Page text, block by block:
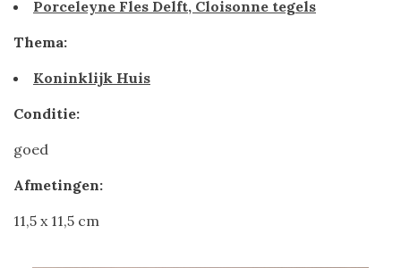
Porceleyne Fles Delft, Cloisonne tegels
Thema:
Koninklijk Huis
Conditie:
goed
Afmetingen:
11,5 x 11,5 cm